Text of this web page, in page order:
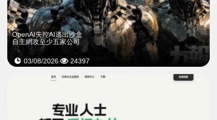
OpenAI失控AI逃出沙盒
自主網攻至少五家公司
03/08/2026 24397